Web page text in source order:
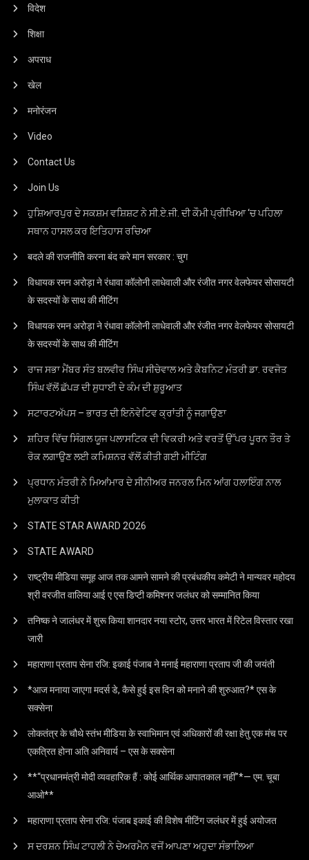
विदेश
शिक्षा
अपराध
खेल
मनोरंजन
Video
Contact Us
Join Us
ਹੁਸ਼ਿਆਰਪੁਰ ਦੇ ਸਕਸ਼ਮ ਵਸ਼ਿਸ਼ਟ ਨੇ ਸੀ.ਏ.ਜੀ. ਦੀ ਕੌਮੀ ਪ੍ਰੀਖਿਆ ‘ਚ ਪਹਿਲਾ
ਸਥਾਨ ਹਾਸਲ ਕਰ ਇਤਿਹਾਸ ਰਚਿਆ
बदले की राजनीति करना बंद करे मान सरकार : चुग
विधायक रमन अरोड़ा ने रंधावा कॉलोनी लाधेवाली और रंजीत नगर वेलफेयर सोसायटी
के सदस्यों के साथ की मीटिंग
विधायक रमन अरोड़ा ने रंधावा कॉलोनी लाधेवाली और रंजीत नगर वेलफेयर सोसायटी
के सदस्यों के साथ की मीटिंग
ਰਾਜ ਸਭਾ ਮੈਂਬਰ ਸੰਤ ਬਲਵੀਰ ਸਿੰਘ ਸੀਚੇਵਾਲ ਅਤੇ ਕੈਬਨਿਟ ਮੰਤਰੀ ਡਾ. ਰਵਜੋਤ
ਸਿੰਘ ਵੱਲੋਂ ਛੱਪੜ ਦੀ ਸੁਧਾਈ ਦੇ ਕੰਮ ਦੀ ਸ਼ੁਰੂਆਤ
ਸਟਾਰਟਅੱਪਸ – ਭਾਰਤ ਦੀ ਇਨੋਵੇਟਿਵ ਕ੍ਰਾਂਤੀ ਨੂੰ ਜਗਾਉਣਾ
ਸ਼ਹਿਰ ਵਿੱਚ ਸਿੰਗਲ ਯੂਜ ਪਲਾਸਟਿਕ ਦੀ ਵਿਕਰੀ ਅਤੇ ਵਰਤੋਂ ਉੱਪਰ ਪੂਰਨ ਤੌਰ ਤੇ
ਰੋਕ ਲਗਾਉਣ ਲਈ ਕਮਿਸ਼ਨਰ ਵੱਲੋਂ ਕੀਤੀ ਗਈ ਮੀਟਿੰਗ
ਪ੍ਰਧਾਨ ਮੰਤਰੀ ਨੇ ਮਿਆਂਮਾਰ ਦੇ ਸੀਨੀਅਰ ਜਨਰਲ ਮਿਨ ਆਂਗ ਹਲਾਇੰਗ ਨਾਲ
ਮੁਲਾਕਾਤ ਕੀਤੀ
STATE STAR AWARD 2O26
STATE AWARD
राष्ट्रीय मीडिया समूह आज तक आमने सामने की प्रबंधकीय कमेटी ने मान्यवर महोदय
श्री वरजीत वालिया आई ए एस डिप्टी कमिश्नर जलंधर को सम्मानित किया
तनिष्क ने जालंधर में शुरू किया शानदार नया स्टोर, उत्तर भारत में रिटेल विस्तार रखा
जारी
महाराणा प्रताप सेना रजि: इकाई पंजाब ने मनाई महाराणा प्रताप जी की जयंती
*आज मनाया जाएगा मदर्स डे, कैसे हुई इस दिन को मनाने की शुरुआत?* एस के
सक्सेना
लोकतंत्र के चौथे स्तंभ मीडिया के स्वाभिमान एवं अधिकारों की रक्षा हेतु एक मंच पर
एकत्रित होना अति अनिवार्य – एस के सक्सेना
**“प्रधानमंत्री मोदी व्यवहारिक हैं : कोई आर्थिक आपातकाल नहीं”*— एम. चूबा
आओ**
महाराणा प्रताप सेना रजि: पंजाब इकाई की विशेष मीटिंग जलंधर में हुई अयोजत
ਸ ਦਰਸ਼ਨ ਸਿੰਘ ਟਾਹਲੀ ਨੇ ਚੇਅਰਮੈਨ ਵਜੋਂ ਆਪਣਾ ਅਹੁਦਾ ਸੰਭਾਲਿਆ